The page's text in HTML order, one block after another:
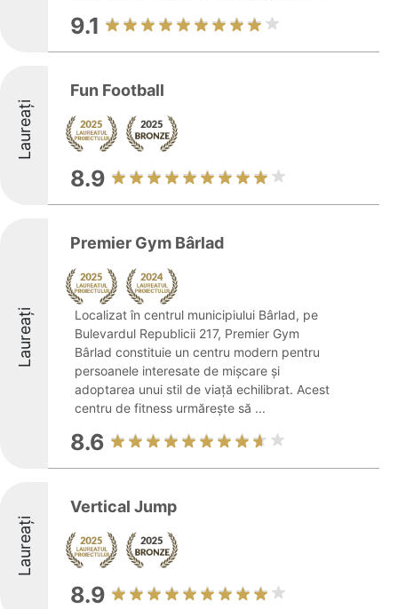
9.1
Laureați
Fun Football
8.9
Laureați
Premier Gym Bârlad
Localizat în centrul municipiului Bârlad, pe
Bulevardul Republicii 217, Premier Gym
Bârlad constituie un centru modern pentru
persoanele interesate de mișcare și
adoptarea unui stil de viață echilibrat. Acest
centru de fitness urmărește să ...
8.6
Laureați
Vertical Jump
8.9